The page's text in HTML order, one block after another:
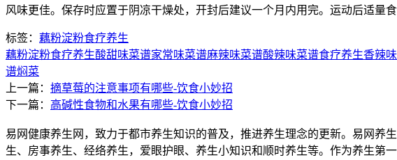
风味更佳。保存时应置于阴凉干燥处，开封后建议一个月内用完。运动后适量
标签： 藕粉淀粉食疗养生
藕粉淀粉食疗养生酸甜味菜谱家常味菜谱麻辣味菜谱酸辣味菜谱食疗养生香辣
谱焖菜
上一篇： 摘草莓的注意事项有哪些-饮食小妙招
下一篇： 高碱性食物和水果有哪些-饮食小妙招
易网健康养生网，致力于都市养生知识的普及，推进养生理念的更新。易网养
生、房事养生、经络养生，爱眼护眼、养生小知识和顺时养生等。作为养生